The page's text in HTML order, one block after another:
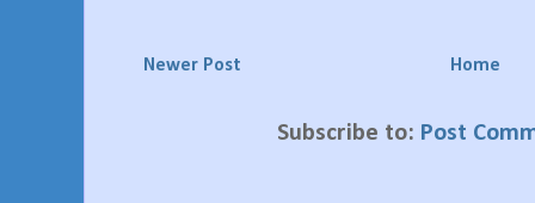
Newer Post Home
Subscribe to: Post